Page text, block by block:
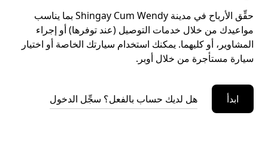
حقِّق الأرباح في مدينة Shingay Cum Wendy بما يناسب
مواعيدك من خلال خدمات التوصيل (عند توفرها) أو إجراء
المشاوير، أو كليهما. يمكنك استخدام سيارتك الخاصة أو اختيار
سيارة مستأجرة من خلال أوبر.
ابدأ هل لديك حساب بالفعل؟ سجِّل الدخول